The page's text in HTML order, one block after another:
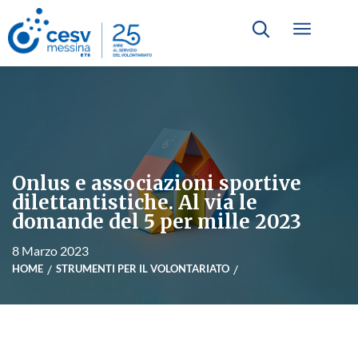
Onlus e associazioni sportive
dilettantistiche. Al via le
domande del 5 per mille 2023
8 Marzo 2023
HOME STRUMENTI PER IL VOLONTARIATO